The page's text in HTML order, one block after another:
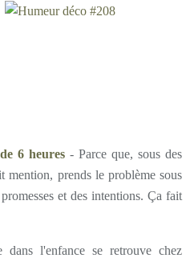
6 heures - Parce que, sous des
mention, prends le problème sous
et des intentions. Ça fait
l'enfance se retrouve chez